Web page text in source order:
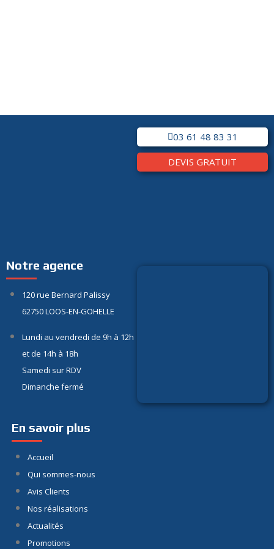
03 61 48 83 31
DEVIS GRATUIT
Notre agence
120 rue Bernard Palissy
62750 LOOS-EN-GOHELLE
Lundi au vendredi de 9h à 12h
et de 14h à 18h
Samedi sur RDV
Dimanche fermé
En savoir plus
Accueil
Qui sommes-nous
Avis Clients
Nos réalisations
Actualités
Promotions